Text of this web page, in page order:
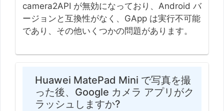
camera2API が無効になっており、Android バ
ージョンと互換性がなく、GApp は実行不可能
であり、その他いくつかの問題があります。
Huawei MatePad Mini で写真を撮
った後、Google カメラ アプリがク
ラッシュしますか?